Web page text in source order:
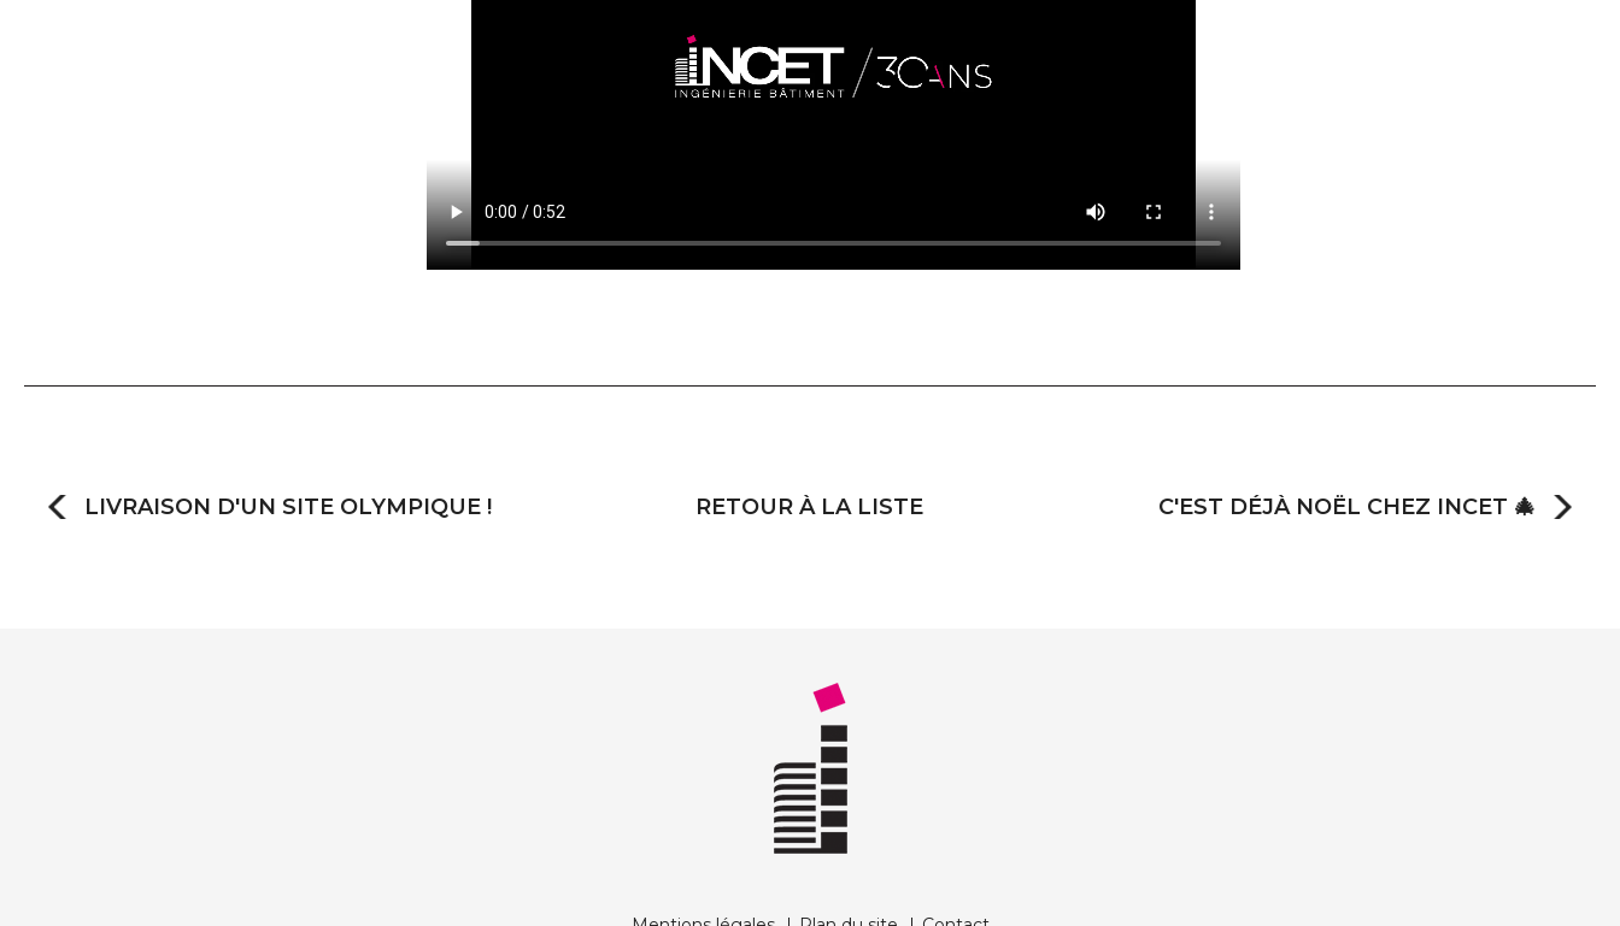
LIVRAISON D'UN SITE OLYMPIQUE ! RETOUR À LA LISTE C'EST DÉJÀ NOËL CHEZ INCET 🎄